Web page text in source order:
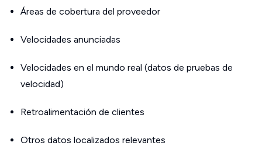
Áreas de cobertura del proveedor
Velocidades anunciadas
Velocidades en el mundo real (datos de pruebas de
velocidad)
Retroalimentación de clientes
Otros datos localizados relevantes